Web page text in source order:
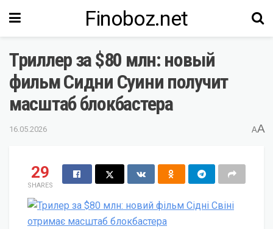
Finoboz.net
Триллер за $80 млн: новый
фильм Сидни Суини получит
масштаб блокбастера
16.05.2026 AA
29
SHARES